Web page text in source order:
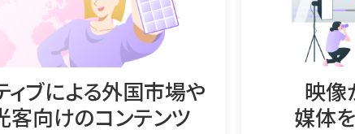
ィブによる外国市場や
客向けのコンテンツ
映像
媒体